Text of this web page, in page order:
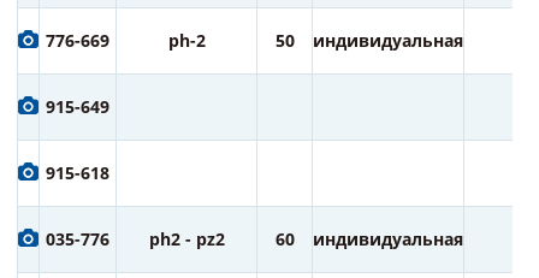
776-669 ph-2 50 индивидуальная
915-649
915-618
035-776 ph2 - pz2 60 индивидуальная